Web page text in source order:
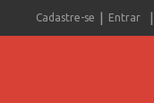
Cadastre-se Entrar